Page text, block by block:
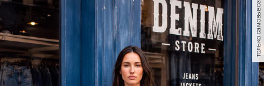
только самовывоз